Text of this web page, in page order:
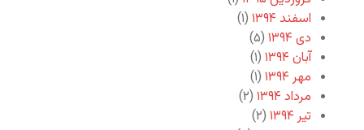
اسفند ۱۳۹۴
(۱)
دی ۱۳۹۴
(۵)
آبان ۱۳۹۴
(۱)
مهر ۱۳۹۴
(۱)
مرداد ۱۳۹۴
(۲)
تیر ۱۳۹۴
(۲)